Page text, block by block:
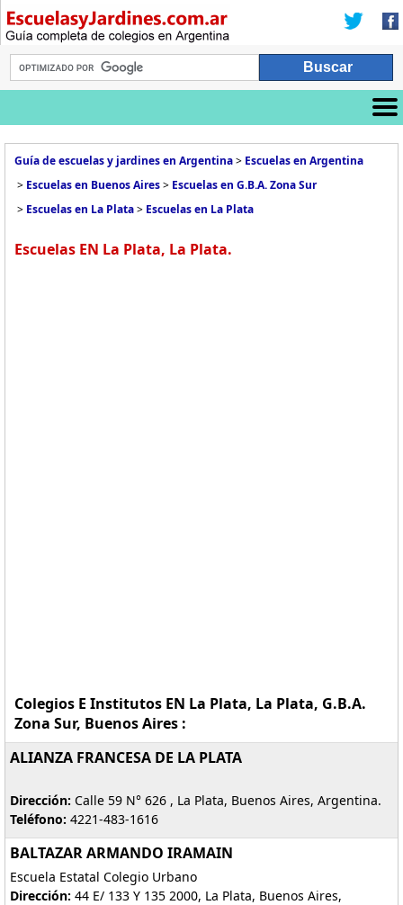
Guía de escuelas y jardines en Argentina> Escuelas en Argentina
> Escuelas en Buenos Aires> Escuelas en G.B.A. Zona Sur
> Escuelas en La Plata> Escuelas en La Plata
Escuelas EN La Plata, La Plata.
Colegios E Institutos EN La Plata, La Plata, G.B.A.
Zona Sur, Buenos Aires :
ALIANZA FRANCESA DE LA PLATA
Dirección: Calle 59 N° 626 , La Plata, Buenos Aires, Argentina.
Teléfono: 4221-483-1616
BALTAZAR ARMANDO IRAMAIN
Escuela Estatal Colegio Urbano
Dirección: 44 E/ 133 Y 135 2000, La Plata, Buenos Aires,